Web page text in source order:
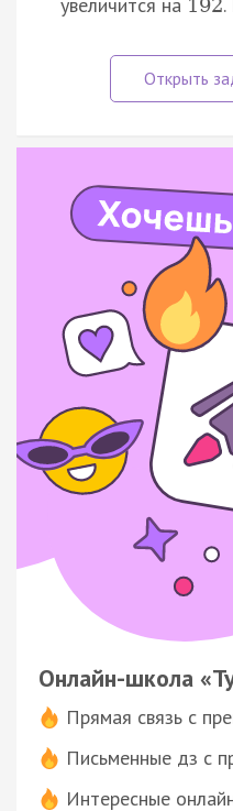
увеличится на 192
Онлайн-школа
Прямая связь с
Письменные дз с
Интересные